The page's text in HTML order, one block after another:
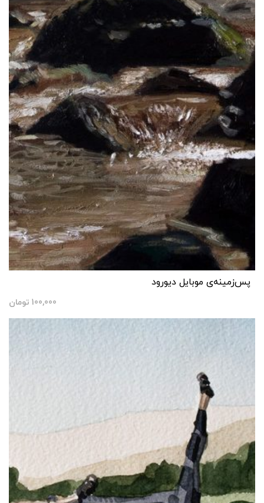
پس‌زمینه‌ی موبایل دیورود
100,000 تومان